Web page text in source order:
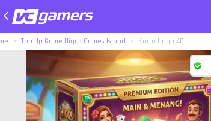
Top Up Game Higgs Games Island Kartu Ungu 4B